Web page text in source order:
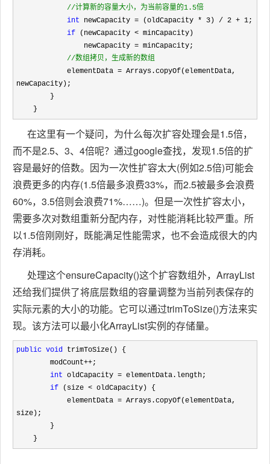
//计算新的容量大小，为当前容量的1.5倍
int newCapacity = (oldCapacity * 3) / 2 + 1;
if (newCapacity < minCapacity)
                newCapacity
= minCapacity;
//数组拷贝，生成新的数组
            elementData =
Arrays.copyOf(elementData,
newCapacity);
    }
在这里有一个疑问，为什么每次扩容处理会是1.5倍，
而不是2.5、3、4倍呢？通过google查找，发现1.5倍的扩
容是最好的倍数。因为一次性扩容太大(例如2.5倍)可能会
浪费更多的内存(1.5倍最多浪费33%，而2.5被最多会浪费
60%，3.5倍则会浪费71%……)。但是一次性扩容太小，
需要多次对数组重新分配内存，对性能消耗比较严重。所
以1.5倍刚刚好，既能满足性能需求，也不会造成很大的内
存消耗。
处理这个ensureCapacity()这个扩容数组外，ArrayList
还给我们提供了将底层数组的容量调整为当前列表保存的
实际元素的大小的功能。它可以通过trimToSize()方法来实
现。该方法可以最小化ArrayList实例的存储量。
public void trimToSize() {
        modCount
++;
int oldCapacity = elementData.length;
if (size < oldCapacity) {
            elementData
= Arrays.copyOf(elementData,
size);
    }